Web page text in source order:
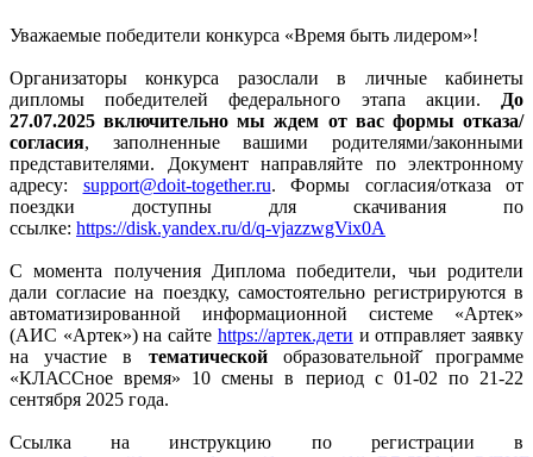
Уважаемые победители конкурса «Время быть лидером»!
Организаторы конкурса разослали в личные кабинеты
дипломы победителей федерального этапа акции.
До
27.07.2025 включительно мы ждем от вас формы отказа/
согласия, заполненные вашими родителями/законными
представителями. Документ направляйте по электронному
адресу: support@doit-together.ru. Формы согласия/отказа от
поездки доступны для скачивания по
ссылке: https://disk.yandex.ru/d/q-vjazzwgVix0A
С момента получения Диплома победители, чьи родители
дали согласие на поездку, самостоятельно регистрируются в
автоматизированной информационной системе «Артек»
(АИС «Артек») на сайте https://артек.дети и отправляет заявку
на участие в тематической образовательной̆ программе
«КЛАССное время» 10 смены в период с 01-02 по 21-22
сентября 2025 года.
Ссылка на инструкцию по регистрации в